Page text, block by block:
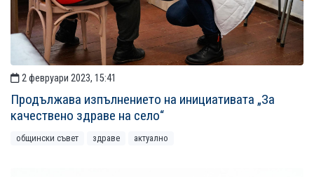
2 февруари 2023, 15:41
Продължава изпълнението на инициативата „За
качествено здраве на село“
общински съвет здраве актуално